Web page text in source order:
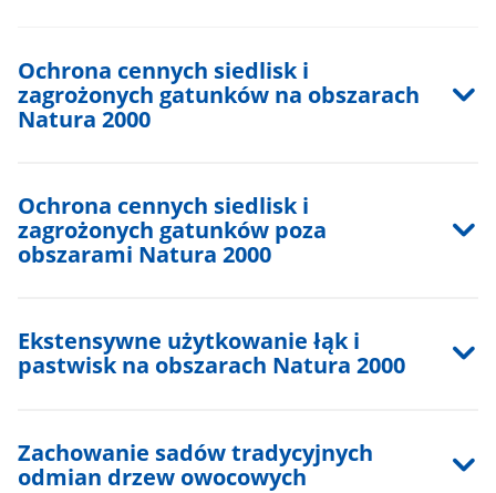
Ochrona cennych siedlisk i
zagrożonych gatunków na obszarach
Natura 2000
Ochrona cennych siedlisk i
zagrożonych gatunków poza
obszarami Natura 2000
Ekstensywne użytkowanie łąk i
pastwisk na obszarach Natura 2000
Zachowanie sadów tradycyjnych
odmian drzew owocowych